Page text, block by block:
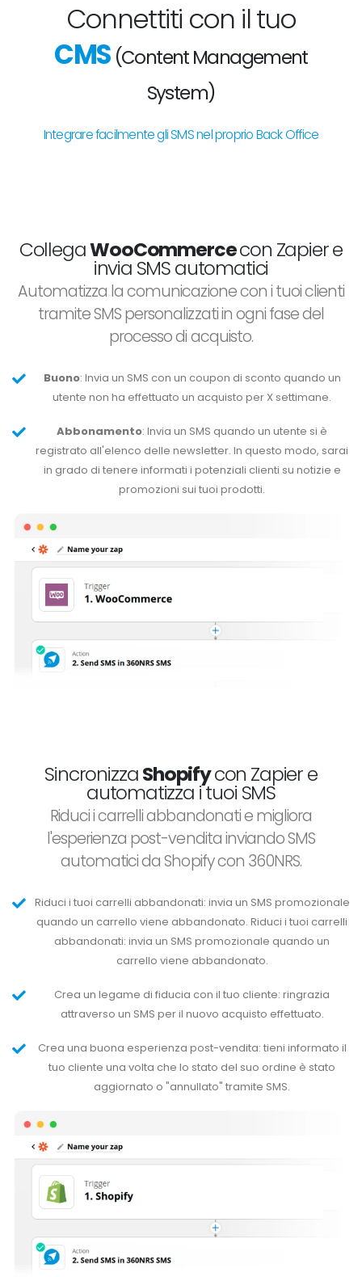
Connettiti con il tuo
CMS (Content Management
System)
Integrare facilmente gli SMS nel proprio Back Office
CollegaWooCommercecon Zapier e
invia SMS automatici
Automatizza la comunicazione con i tuoi clienti
tramite SMS personalizzati in ogni fase del
processo di acquisto.
Buono: Invia un SMS con un coupon di sconto quando un
utente non ha effettuato un acquisto per X settimane.
Abbonamento: Invia un SMS quando un utente si è
registrato all'elenco delle newsletter. In questo modo, sarai
in grado di tenere informati i potenziali clienti su notizie e
promozioni sui tuoi prodotti.
SincronizzaShopifycon Zapier e
automatizza i tuoi SMS
Riduci i carrelli abbandonati e migliora
l'esperienza post-vendita inviando SMS
automatici da Shopify con 360NRS.
Riduci i tuoi carrelli abbandonati: invia un SMS promozionale
quando un carrello viene abbandonato. Riduci i tuoi carrelli
abbandonati: invia un SMS promozionale quando un
carrello viene abbandonato.
Crea un legame di fiducia con il tuo cliente: ringrazia
attraverso un SMS per il nuovo acquisto effettuato.
Crea una buona esperienza post-vendita: tieni informato il
tuo cliente una volta che lo stato del suo ordine è stato
aggiornato o "annullato" tramite SMS.